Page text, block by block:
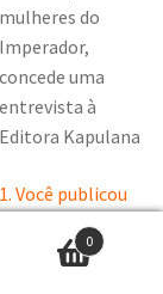
mulheres do
Imperador,
concede uma
entrevista à
Editora Kapulana
1. Você publicou
histórica
0